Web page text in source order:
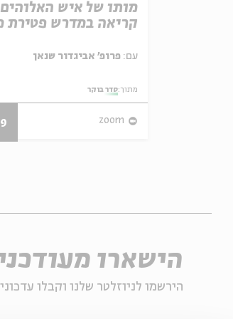
מותו של איש
קריאה במדרש פטירת
עם:
מתוך:סדר בוקר
zoom
הישארו
הירשמו לניוזלטר שלנו וקבלו